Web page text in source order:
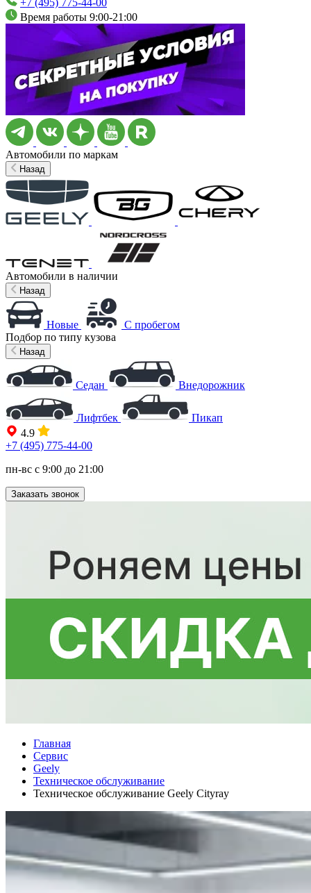
+7 (495) 775-44-00
Время работы 9:00-21:00
Автомобили по маркам
Назад
Автомобили в наличии
Назад
Новые
С пробегом
Подбор по типу кузова
Назад
Седан Внедорожник
Лифтбек
Пикап
4.9
+7 (495) 775-44-00
пн-вс с 9:00 до 21:00
Заказать звонок
Главная
Сервис
Geely
Техническое обслуживание
Техническое обслуживание Geely Cityray